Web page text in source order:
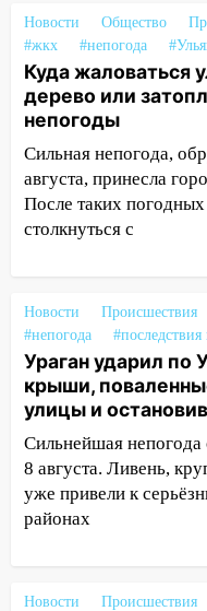
ветром сорвало
строящегося
13:54 В мэрии
как устраняют
шторма
13:49 Стихия
Ульяновск:
Орджоникидзе
13:46
Сильный
СТО на
13:35 Непогода
транспорту: в
сошёл с рельсов
13:22 Упавшие
дороги в
Новости Общество
#жкх
#непогода
Куда жаловаться
дерево или
непогоды
Сильная непогода,
августа, принесла
После таких
столкнуться с
Новости Происшествия
#непогода
Ураган ударил по
крыши,
улицы и
Сильнейшая
8 августа. Ливень,
уже привели к
районах
Новости Происшествия